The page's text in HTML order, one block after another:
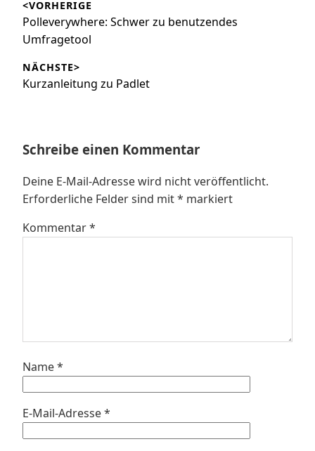
<VORHERIGE
Vorheriger
Beitrag:
Polleverywhere: Schwer zu benutzendes
Umfragetool
NÄCHSTE>
Nächster
Kurzanleitung zu Padlet
Schreibe einen Kommentar
Deine E-Mail-Adresse wird nicht veröffentlicht.
Erforderliche Felder sind mit* markiert
Kommentar*
Name*
E-Mail-Adresse*